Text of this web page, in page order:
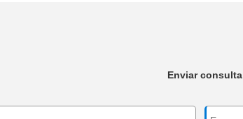
Enviar consulta